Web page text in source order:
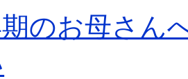
期のお母さ